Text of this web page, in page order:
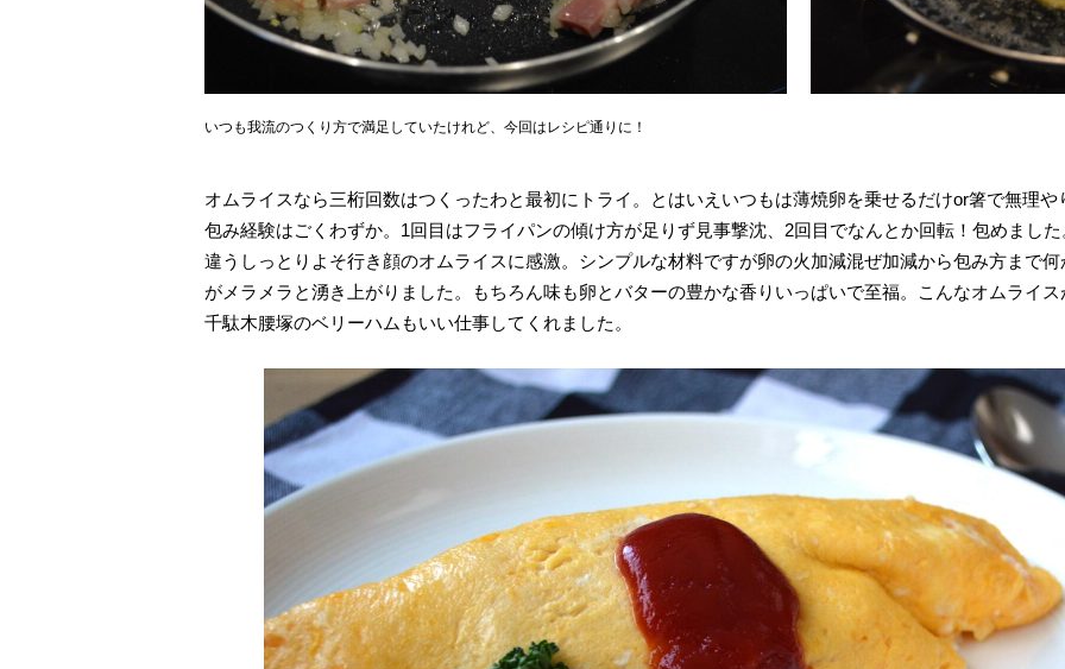
いつも我流のつくり方で満足していたけれど、今回はレシピ通りに！
オムライスなら三桁回数はつくったわと最初にトライ。とはいえいつもは薄焼卵を乗せるだけor箸で無理
包み経験はごくわずか。1回目はフライパンの傾け方が足りず見事撃沈、2回目でなんとか回転！包めまし
違うしっとりよそ行き顔のオムライスに感激。シンプルな材料ですが卵の火加減混ぜ加減から包み方まで
がメラメラと湧き上がりました。もちろん味も卵とバターの豊かな香りいっぱいで至福。こんなオムライ
千駄木腰塚のベリーハムもいい仕事してくれました。